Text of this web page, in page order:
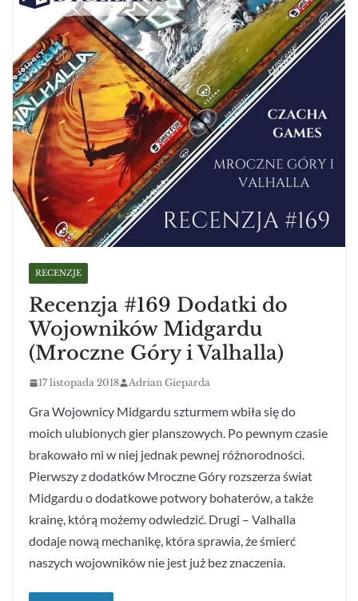
RECENZJE
Recenzja #169 Dodatki do
Wojowników Midgardu
(Mroczne Góry i Valhalla)
17 listopada 2018 Adrian Gieparda
Gra Wojownicy Midgardu szturmem wbiła się do
moich ulubionych gier planszowych. Po pewnym czasie
brakowało mi w niej jednak pewnej różnorodności.
Pierwszy z dodatków Mroczne Góry rozszerza świat
Midgardu o dodatkowe potwory bohaterów, a także
krainę, którą możemy odwiedzić. Drugi – Valhalla
dodaje nową mechanikę, która sprawia, że śmierć
naszych wojowników nie jest już bez znaczenia.